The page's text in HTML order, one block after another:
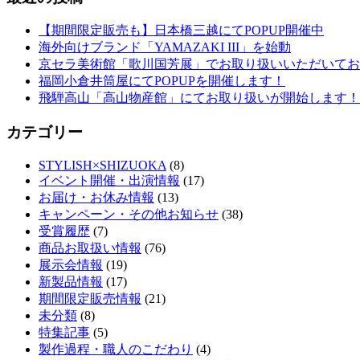
【期間限定販売も】日本橋三越にてPOPUP開催中
海外向けブランド「YAMAZAKI III」を始動
京セラ美術館「歌川国芳展」でお取り扱いいただいて
福岡小倉井筒屋にてPOPUPを開催します！
飛騨高山「高山物産館」にてお取り扱いが開始します！
カテゴリー
STYLISH×SHIZUOKA (8)
イベント開催・出演情報 (17)
お届け・お休み情報 (13)
キャンペーン・その他お知らせ (38)
受賞履歴 (7)
商品お取扱い情報 (76)
展示会情報 (19)
新製品情報 (17)
期間限定販売情報 (21)
未分類 (8)
特集記事 (5)
製作過程・職人のこだわり (4)